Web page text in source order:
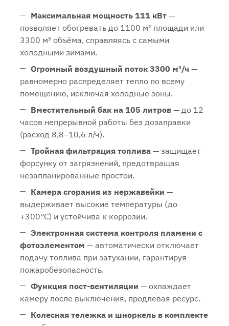
Максимальная мощность 111 кВт —
позволяет обогревать до 1100 м² площади или
3300 м³ объёма, справляясь с самыми
холодными зимами.
Огромный воздушный поток 3300 м³/ч —
равномерно распределяет тепло по всему
помещению, исключая холодные зоны.
Вместительный бак на 105 литров — до 12
часов непрерывной работы без дозаправки
(расход 8,8–10,6 л/ч).
Тройная фильтрация топлива — защищает
форсунку от загрязнений, предотвращая
незапланированные простои.
Камера сгорания из нержавейки —
выдерживает высокие температуры (до
+300°C) и устойчива к коррозии.
Электронная система контроля пламени с
фотоэлементом — автоматически отключает
подачу топлива при затухании, гарантируя
пожаробезопасность.
Функция пост-вентиляции — охлаждает
камеру после выключения, продлевая ресурс.
Колесная тележка и шноркель в комплекте